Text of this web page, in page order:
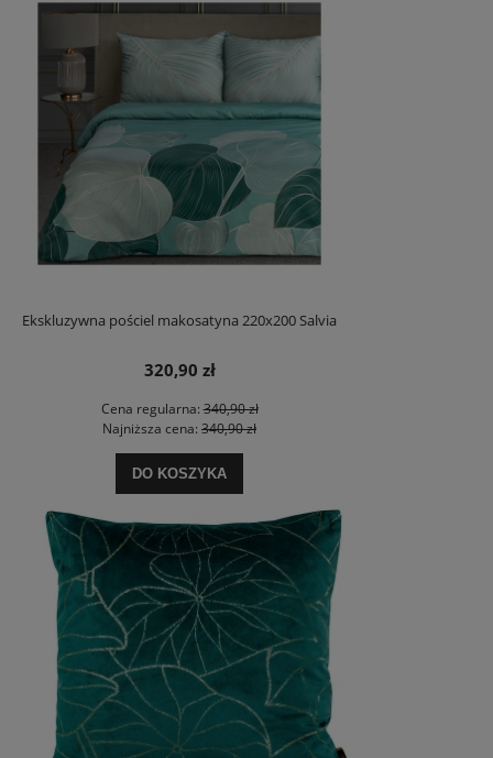
Ekskluzywna pościel makosatyna 220x200 Salvia
320,90 zł
Cena regularna:340,90 zł
Najniższa cena: 340,90 zł
DO KOSZYKA